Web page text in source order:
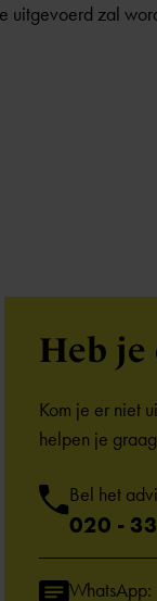
uitgevoerd zal
Heb je
Kom je er niet
helpen je
Bel het
020 -
WhatsApp: